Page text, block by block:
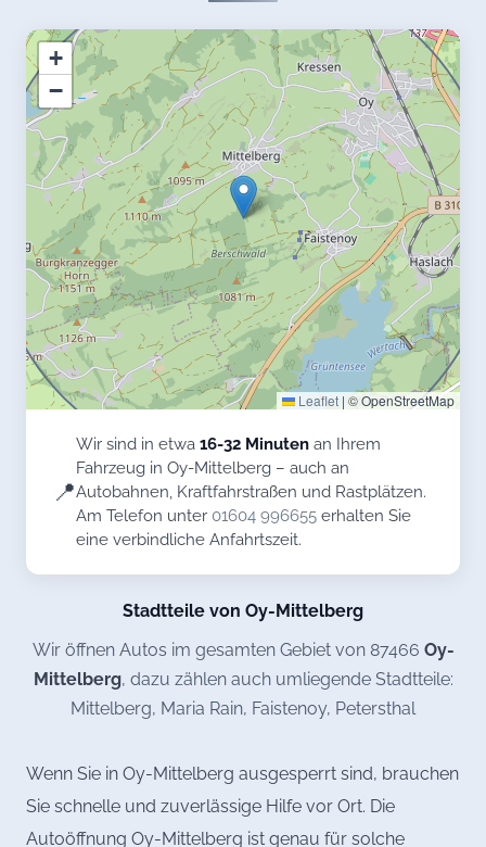
+
−
Leaflet | © OpenStreetMap
📍
Wir sind in etwa 16-32 Minuten an Ihrem
Fahrzeug in Oy-Mittelberg – auch an
Autobahnen, Kraftfahrstraßen und Rastplätzen.
Am Telefon unter 01604 996655 erhalten Sie
eine verbindliche Anfahrtszeit.
Stadtteile von Oy-Mittelberg
Wir öffnen Autos im gesamten Gebiet von 87466 Oy-
Mittelberg, dazu zählen auch umliegende Stadtteile:
Mittelberg, Maria Rain, Faistenoy, Petersthal
Wenn Sie in Oy-Mittelberg ausgesperrt sind, brauchen
Sie schnelle und zuverlässige Hilfe vor Ort. Die
Autoöffnung Oy-Mittelberg ist genau für solche